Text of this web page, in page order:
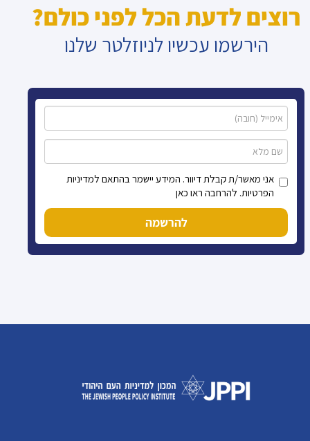
רוצים לדעת הכל לפני כולם?
הירשמו עכשיו לניוזלטר שלנו
אני מאשר/ת קבלת דיוור. המידע יישמר בהתאם למדיניות
הפרטיות. להרחבה ראו כאן
להרשמה